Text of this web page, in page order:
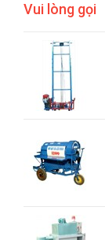
Vui lòng gọi